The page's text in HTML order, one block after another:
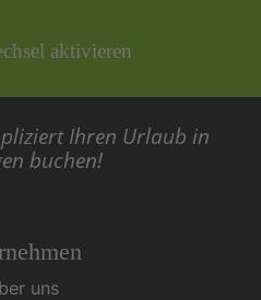
aktivieren
Ihren Urlaub in
buchen!
uns